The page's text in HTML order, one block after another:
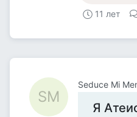
11 лет
SM
Seduce Mi
Я